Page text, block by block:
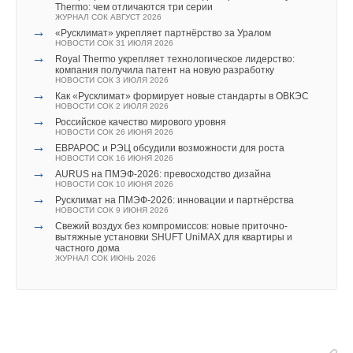
Thermo: чем отличаются три серии
ЖУРНАЛ СОК АВГУСТ 2026
→ «Русклимат» укрепляет партнёрство за Уралом
НОВОСТИ СОК 31 ИЮЛЯ 2026
→
Royal Thermo укрепляет технологическое лидерство:
компания получила патент на новую разработку
НОВОСТИ СОК 3 ИЮЛЯ 2026
→ Как «Русклимат» формирует новые стандарты в ОВКЭС
НОВОСТИ СОК 2 ИЮЛЯ 2026
→ Российское качество мирового уровня
НОВОСТИ СОК 26 ИЮНЯ 2026
→ ЕВРАРОС и РЭЦ обсудили возможности для роста
НОВОСТИ СОК 16 ИЮНЯ 2026
→ AURUS на ПМЭФ-2026: превосходство дизайна
НОВОСТИ СОК 10 ИЮНЯ 2026
→ Русклимат на ПМЭФ-2026: инновации и партнёрства
НОВОСТИ СОК 9 ИЮНЯ 2026
→
Свежий воздух без компромиссов: новые приточно-
вытяжные установки SHUFT UniMAX для квартиры и
частного дома
ЖУРНАЛ СОК ИЮНЬ 2026
Комментарии
В этой теме еще нет комментариев
Добавить комментарий
Ваше имя *
Текст комментария
Затем необходимо обратиться к ответственному оператору
энергосистемы (например, в муниципальное предприятие
или Bayernwerk AG) с вопросом, возможна ли вообще
установка запланированной фотоэлектрической системы.
Для системы мощностью до 10 киловатт ( кВт) сетевая
компания должна ответить в течение четырех недель. Иначе
фотоэлектрическая система автоматически считается
одобренной. Это объяснил Эйзел.
Однако это не относится к более крупным системам.
Частные фотоэлектрические системы в домах на одну семью
обычно состоят из 17–50 фотоэлектрических модулей. Таким